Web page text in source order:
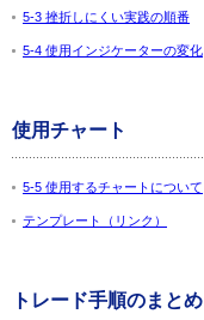
5-3 挫折しにくい実践の順番
5-4 使用インジケーターの変化
使用チャート
5-5 使用するチャートについて
テンプレート（リンク）
トレード手順のまとめ